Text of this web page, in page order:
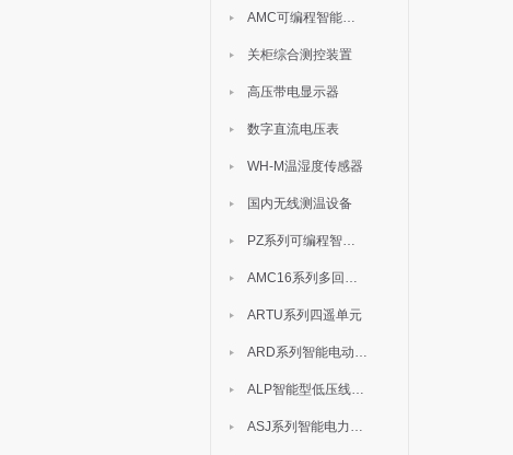
AMC可编程智能电测表
关柜综合测控装置
高压带电显示器
数字直流电压表
WH-M温湿度传感器
国内无线测温设备
PZ系列可编程智能表
AMC16系列多回路监控装置
ARTU系列四遥单元
ARD系列智能电动机保护器
ALP智能型低压线路保护装置
ASJ系列智能电力继电器